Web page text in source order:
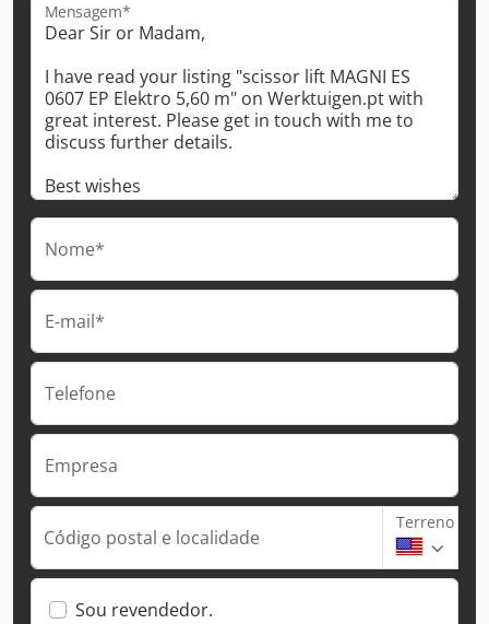
Mensagem*
Nome*
E-mail*
Telefone
Empresa
Código postal e localidade
Terreno
Sou revendedor.